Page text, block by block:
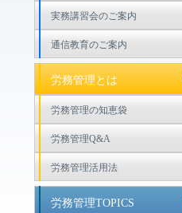
実務講習会のご案内
通信教育のご案内
労務管理とは
労務管理の知恵袋
労務管理Q&A
労務管理活用法
労務管理TOPICS